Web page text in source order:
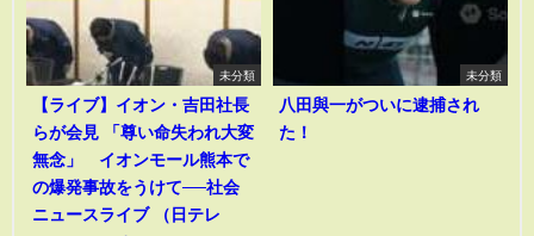
未分類
【ライブ】イオン・吉田社長
らが会見 「尊い命失われ大変
無念」 イオンモール熊本で
の爆発事故をうけて──社会
ニュースライブ （日テレ
未分類
八田與一がついに逮捕され
た！